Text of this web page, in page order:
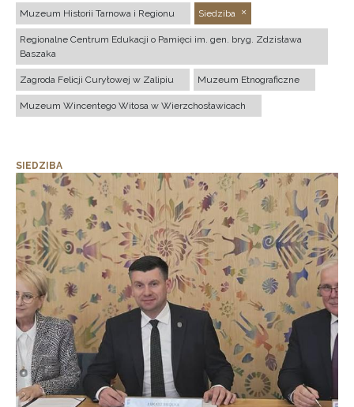
Muzeum Historii Tarnowa i Regionu Siedziba
Regionalne Centrum Edukacji o Pamięci im. gen. bryg. Zdzisława
Baszaka
Zagroda Felicji Curyłowej w Zalipiu Muzeum Etnograficzne
Muzeum Wincentego Witosa w Wierzchosławicach
SIEDZIBA